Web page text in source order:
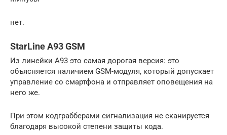
нет.
StarLine A93 GSM
Из линейки A93 это самая дорогая версия: это
объясняется наличием GSM-модуля, который допускает
управление со смартфона и отправляет оповещения на
него же.
При этом кодграбберами сигнализация не сканируется
благодаря высокой степени защиты кода.